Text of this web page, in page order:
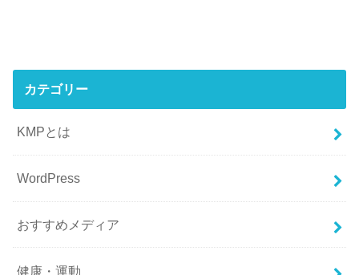
カテゴリー
KMPとは
WordPress
おすすめメディア
健康・運動